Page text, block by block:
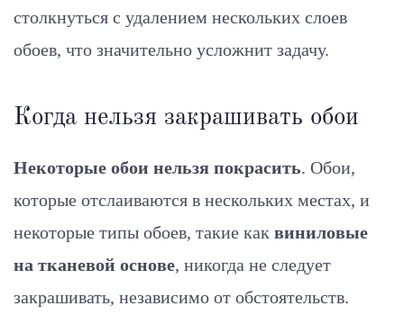
столкнуться с удалением нескольких слоев
обоев, что значительно усложнит задачу.
Когда нельзя закрашивать обои
Некоторые обои нельзя покрасить. Обои,
которые отслаиваются в нескольких местах, и
некоторые типы обоев, такие как виниловые
на тканевой основе, никогда не следует
закрашивать, независимо от обстоятельств.